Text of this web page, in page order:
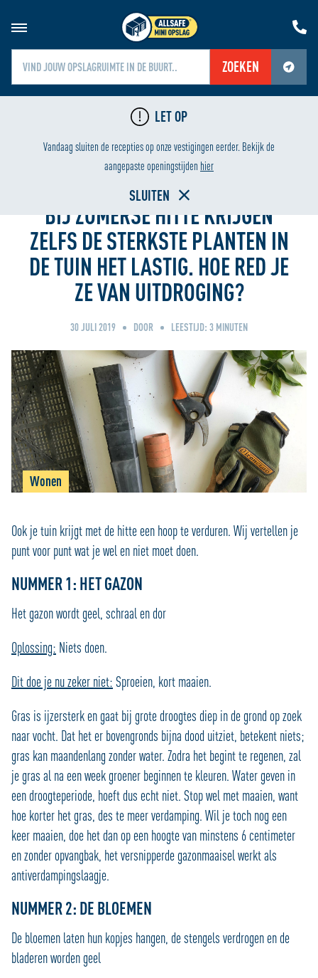
ZOEKEN
Jouw locatiediensten zijn uitgeschakeld.
Schakel jouw locatiediensten in om deze functie te gebruiken.
LET OP
Vandaag sluiten de recepties op onze vestigingen eerder. Bekijk de
aangepaste openingstijden hier
SLUITEN
LAAGSTE PRIJS
Home
BIJ ZOMERSE HITTE KRIJGEN
ZELFS DE STERKSTE PLANTEN IN
DE TUIN HET LASTIG. HOE RED JE
ZE VAN UITDROGING?
30 JULI 2019 DOOR LEESTIJD: 3 MINUTEN
Wonen
Ook je tuin krijgt met de hitte een hoop te verduren. Wij vertellen je
punt voor punt wat je wel en niet moet doen.
NUMMER 1: HET GAZON
Het gazon wordt geel, schraal en dor
Oplossing: Niets doen.
Dit doe je nu zeker niet: Sproeien, kort maaien.
Gras is ijzersterk en gaat bij grote droogtes diep in de grond op zoek
naar vocht. Dat het er bovengronds bijna dood uitziet, betekent niets;
gras kan maandenlang zonder water. Zodra het begint te regenen, zal
je gras al na een week groener beginnen te kleuren. Water geven in
een droogteperiode, hoeft dus echt niet. Stop wel met maaien, want
hoe korter het gras, des te meer verdamping. Wil je toch nog een
keer maaien, doe het dan op een hoogte van minstens 6 centimeter
en zonder opvangbak, het versnipperde gazonmaaisel werkt als
antiverdampingslaagje.
NUMMER 2: DE BLOEMEN
De bloemen laten hun kopjes hangen, de stengels verdrogen en de
bladeren worden geel